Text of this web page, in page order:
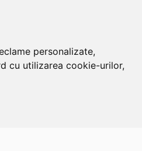
personalizate,
cu utilizarea cookie-urilor,